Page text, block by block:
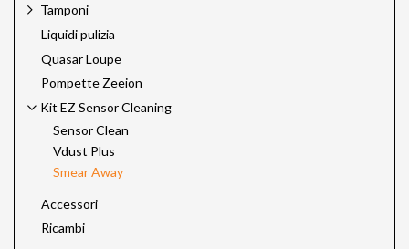
Tamponi
Liquidi pulizia
Quasar Loupe
Pompette Zeeion
Kit EZ Sensor Cleaning
Sensor Clean
Vdust Plus
Smear Away
Accessori
Ricambi